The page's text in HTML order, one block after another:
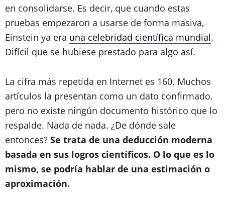
en consolidarse. Es decir, que cuando estas
pruebas empezaron a usarse de forma masiva,
Einstein ya era una celebridad científica mundial.
Difícil que se hubiese prestado para algo así.
La cifra más repetida en Internet es 160. Muchos
artículos la presentan como un dato confirmado,
pero no existe ningún documento histórico que lo
respalde. Nada de nada. ¿De dónde sale
entonces? Se trata de una deducción moderna
basada en sus logros científicos. O lo que es lo
mismo, se podría hablar de una estimación o
aproximación.